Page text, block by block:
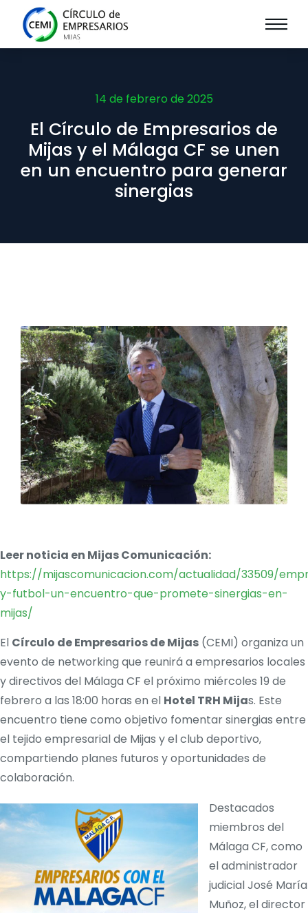
14 de febrero de 2025
El Círculo de Empresarios de
Mijas y el Málaga CF se unen
en un encuentro para generar
sinergias
Leer noticia en Mijas Comunicación:
https://mijascomunicacion.com/actualidad/33509/
y-futbol-un-encuentro-que-promete-sinergias-en-
mijas/
El Círculo de Empresarios de Mijas (CEMI) organiza un
evento de networking que reunirá a empresarios locales
y directivos del Málaga CF el próximo miércoles 19 de
febrero a las 18:00 horas en el Hotel TRH Mijas. Este
encuentro tiene como objetivo fomentar sinergias entre
el tejido empresarial de Mijas y el club deportivo,
compartiendo planes futuros y oportunidades de
colaboración. ​
Destacados
miembros del
Málaga CF, como
el administrador
judicial José María
Muñoz, el director